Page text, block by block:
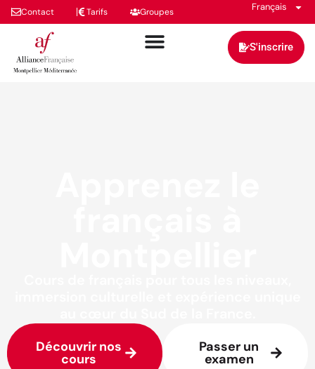
Contact Tarifs Groupes Français
S'inscrire
Découvrir nos
cours
Passer un
examen